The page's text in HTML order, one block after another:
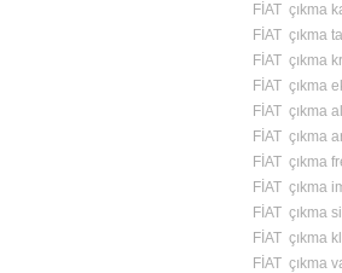
FİAT çıkma
FİAT çıkma
FİAT çıkma
FİAT çıkma
FİAT çıkma
FİAT çıkma
FİAT çıkma
FİAT çıkma
FİAT çıkma
FİAT çıkma
FİAT çıkma